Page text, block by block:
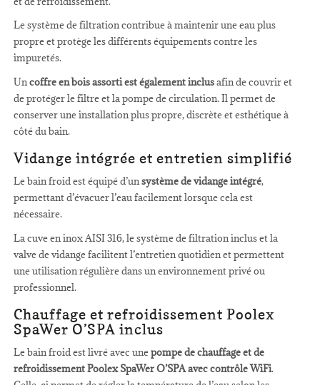
Le système de filtration contribue à maintenir une eau plus
propre et protège les différents équipements contre les
impuretés.
Uncoffre en bois assorti est également inclusafin de couvrir et
de protéger le filtre et la pompe de circulation. Il permet de
conserver une installation plus propre, discrète et esthétique à
côté du bain.
Vidange intégrée et entretien simplifié
Le bain froid est équipé d’unsystème de vidange intégré,
permettant d’évacuer l’eau facilement lorsque cela est
nécessaire.
La cuve en inox AISI 316, le système de filtration inclus et la
valve de vidange facilitent l’entretien quotidien et permettent
une utilisation régulière dans un environnement privé ou
professionnel.
Chauffage et refroidissement Poolex
SpaWer O’SPA inclus
Le bain froid est livré avec unepompe de chauffage et de
refroidissement Poolex SpaWer O’SPA avec contrôle WiFi.